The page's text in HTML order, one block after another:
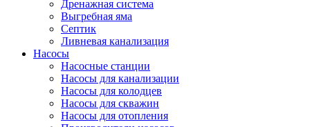
Дренажная система
Выгребная яма
Септик
Ливневая канализация
Насосы
Насосные станции
Насосы для канализации
Насосы для колодцев
Насосы для скважин
Насосы для отопления